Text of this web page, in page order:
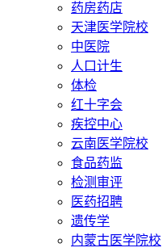
药房药店
天津医学院校
中医院
人口计生
体检
红十字会
疾控中心
云南医学院校
食品药监
检测审评
医药招聘
遗传学
内蒙古医学院校